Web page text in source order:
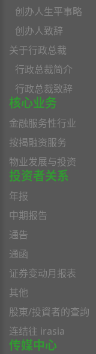
创办人生平事略
创办人致辞
关于行政总裁
行政总裁简介
行政总裁致辞
核心业务
金融服务性行业
按揭融资服务
物业发展与投资
投资者关系
年报
中期报告
通告
通函
证券变动月报表
其他
股東/投資者的查詢
连结往 irasia
传媒中心